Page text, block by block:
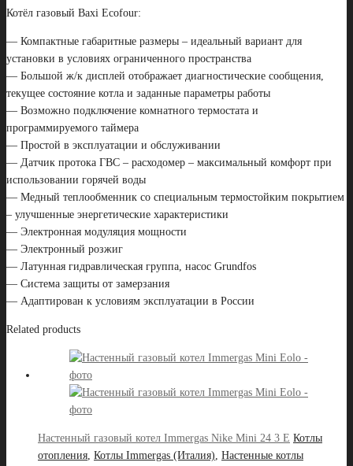
Котёл газовый Baxi Ecofour:
— Компактные габаритные размеры – идеальный вариант для
установки в условиях ограниченного пространства
— Большой ж/к дисплей отображает диагностические сообщения,
текущее состояние котла и заданные параметры работы
— Возможно подключение комнатного термостата и
программируемого таймера
— Простой в эксплуатации и обслуживании
— Датчик протока ГВС – расходомер – максимальный комфорт при
использовании горячей воды
— Медный теплообменник со специальным термостойким покрытием
– улучшенные энергетические характеристики
— Электронная модуляция мощности
— Электронный розжиг
— Латунная гидравлическая группа, насос Grundfos
— Система защиты от замерзания
— Адаптирован к условиям эксплуатации в России
Related products
Настенный газовый котел Immergas Nike Mini 24 3 E Котлы
отопления, Котлы Immergas (Италия), Настенные котлы